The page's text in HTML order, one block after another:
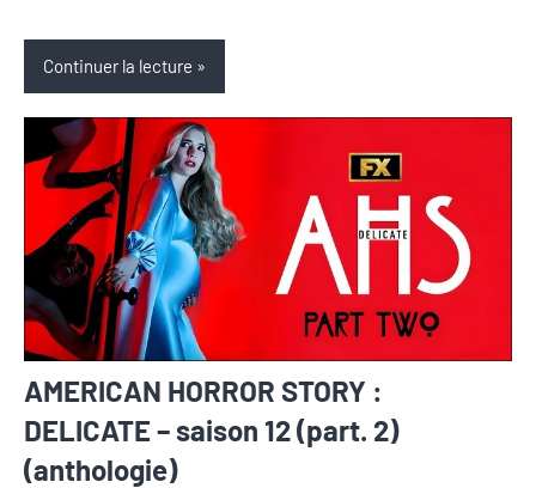
Continuer la lecture
AMERICAN HORROR STORY :
DELICATE – saison 12 (part. 2)
(anthologie)